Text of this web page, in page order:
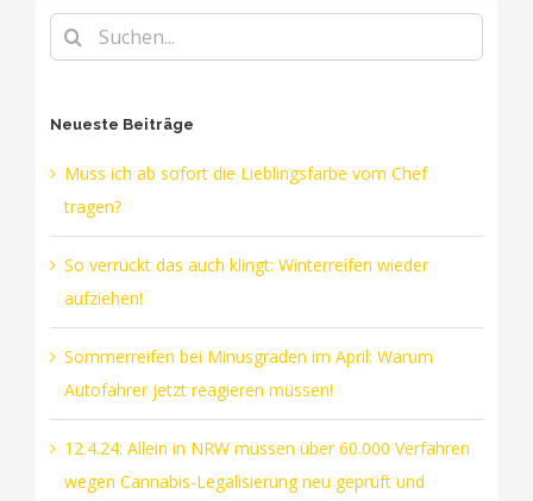
Suche
nach:
Neueste Beiträge
Muss ich ab sofort die Lieblingsfarbe vom Chef
tragen?
So verrückt das auch klingt: Winterreifen wieder
aufziehen!
Sommerreifen bei Minusgraden im April: Warum
Autofahrer jetzt reagieren müssen!
12.4.24: Allein in NRW müssen über 60.000 Verfahren
wegen Cannabis-Legalisierung neu geprüft und